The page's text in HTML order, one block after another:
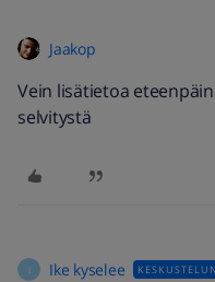
Jaakop
Vein lisätietoa
selvitystä
I Ike kyselee